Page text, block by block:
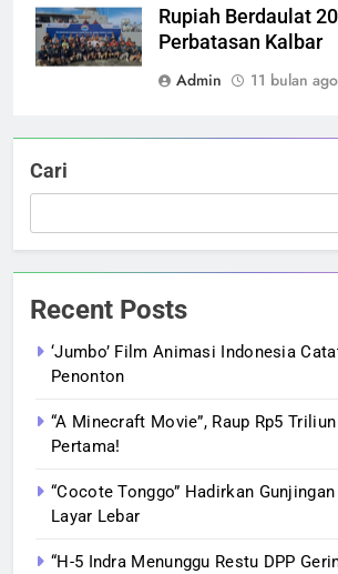
Rupiah Berdaulat
Perbatasan Kalbar
Admin
11 bulan ago
Cari
Recent Posts
‘Jumbo’ Film Animasi Indonesia
Penonton
“A Minecraft Movie”, Raup Rp5
Pertama!
“Cocote Tonggo” Hadirkan
Layar Lebar
“H-5 Indra Menunggu Restu DPP